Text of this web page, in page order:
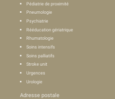
Pédiatrie de proximité
Pneumologie
Psychiatrie
Rééducation gériatrique
Rhumatologie
Soins intensifs
Soins palliatifs
Stroke unit
Urgences
Urologie
Adresse postale